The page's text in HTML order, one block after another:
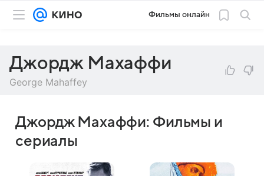
Фильмы онлайн
Джордж Махаффи
George Mahaffey
Джордж Махаффи: Фильмы и
сериалы